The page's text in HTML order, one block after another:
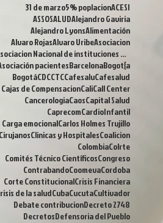
31 de marzo5% poplacionACESI
ASSOSALUDAlejandro Gaviria
Alejandro LyonsAlimentación
Alvaro RojasAlvaro UribeAsociacion
Asociacion Nacional de instituciones Financieras
pacientesBarcelonaBogot{a
BogotáCDCCTCCafesaluCafesalud
Cajas de CompensacionCaliCall Center
CancerologiaCaosCapital Salud
CaprecomCardioInfantil
Carga emocionalCarlos Holmes Trujillo
CirujanosClinicas y HospitalesCoalicion
ColombiaColrte
Comités Técnico CientíficosCongreso
ContrabandoCoomevaCordoba
Corte ConstitucionalCrisis Financiera
de la saludCubaCucutaCultivador
Debate contribucionDecreto 2748
DecretosDefensoria del Pueblo